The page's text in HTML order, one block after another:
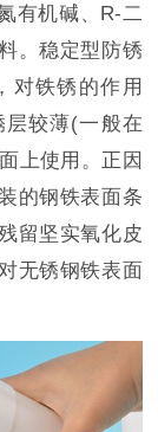
有机碱、R-二
。稳定型防锈
对铁锈的作用
层较薄(一般在
上使用。正因
的钢铁表面条
留坚实氧化皮
无锈钢铁表面